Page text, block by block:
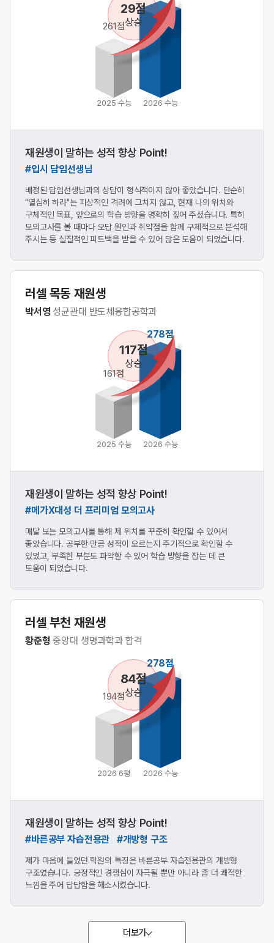
261점
2025 수능
29점
상승
2026 수능
재원생이 말하는 성적 향상 Point!
#입시 담임선생님
배정된 담임선생님과의 상담이 형식적이지 않아 좋았습니다. 단순히
"열심히 하라"는 피상적인 격려에 그치지 않고, 현재 나의 위치와
구체적인 목표, 앞으로의 학습 방향을 명확히 짚어 주셨습니다. 특히
모의고사를 볼 때마다 오답 원인과 취약점을 함께 구체적으로 분석해
주시는 등 실질적인 피드백을 받을 수 있어 많은 도움이 되었습니다.
러셀 목동 재원생
박서영 성균관대 반도체융합공학과
161점
2025 수능
117점
상승
278점
2026 수능
재원생이 말하는 성적 향상 Point!
#메가X대성 더 프리미엄 모의고사
매달 보는 모의고사를 통해 제 위치를 꾸준히 확인할 수 있어서
좋았습니다. 공부한 만큼 성적이 오르는지 주기적으로 확인할 수
있었고, 부족한 부분도 파악할 수 있어 학습 방향을 잡는 데 큰
도움이 되었습니다.
러셀 부천 재원생
황준형 중앙대 생명과학과 합격
194점
2026 6평
84점
상승
278점
2026 수능
재원생이 말하는 성적 향상 Point!
#바른공부 자습전용관 #개방형 구조
제가 마음에 들었던 학원의 특징은 바른공부 자습전용관의 개방형
구조였습니다. 긍정적인 경쟁심이 자극될 뿐만 아니라 좀 더 쾌적한
느낌을 주어 답답함을 해소시켰습니다.
더보기